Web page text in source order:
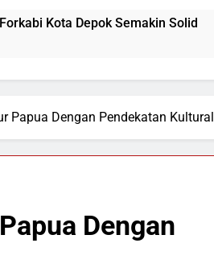
Depok Semakin Solid
Papua Dengan Pendekatan Kultural
Dengan